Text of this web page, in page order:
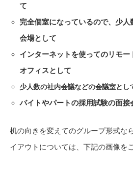
て
完全個室になっているので、少
会場として
インターネットを使ってのリモー
オフィスとして
少人数の社内会議などの会議室とし
バイトやパートの採用試験の面接
机の向きを変えてのグループ形式な
イアウトについては、下記の画像を